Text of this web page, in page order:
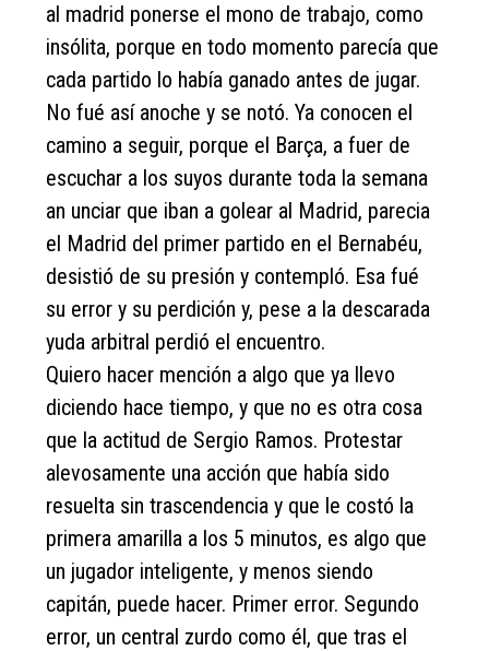
al madrid ponerse el mono de trabajo, como
insólita, porque en todo momento parecía que
cada partido lo había ganado antes de jugar.
No fué así anoche y se notó. Ya conocen el
camino a seguir, porque el Barça, a fuer de
escuchar a los suyos durante toda la semana
an unciar que iban a golear al Madrid, parecia
el Madrid del primer partido en el Bernabéu,
desistió de su presión y contempló. Esa fué
su error y su perdición y, pese a la descarada
yuda arbitral perdió el encuentro.
Quiero hacer mención a algo que ya llevo
diciendo hace tiempo, y que no es otra cosa
que la actitud de Sergio Ramos. Protestar
alevosamente una acción que había sido
resuelta sin trascendencia y que le costó la
primera amarilla a los 5 minutos, es algo que
un jugador inteligente, y menos siendo
capitán, puede hacer. Primer error. Segundo
error, un central zurdo como él, que tras el